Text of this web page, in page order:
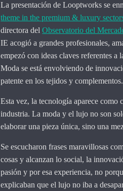
La presentación de Looptworks se
theme in the premium & luxury
directora delObservatorio del
IE acogió a grandes profesionales,
empezó con ideas claves referentes
Moda se está envolviendo de
patente en los tejidos y complementos.
Esta vez, la tecnología aparece como
industria. La moda y el lujo no son
elaborar una pieza única, sino una
Se escucharon frases maravillosas
cosas y alcanzan lo social, la
pasión y por esa experiencia, no
explicaban que el lujo no iba a